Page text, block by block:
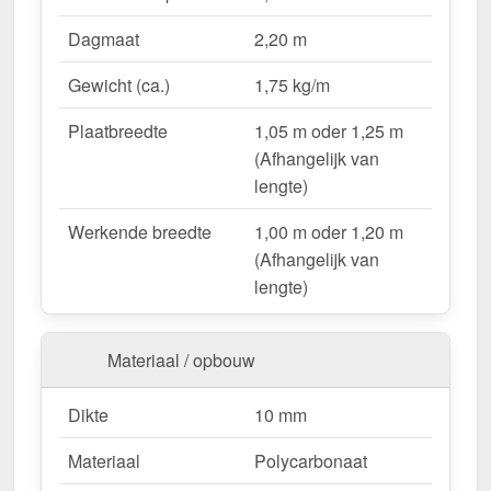
Lichtdoorlatend– Ca. 69 % natuurlijk licht.
UV-bestendig & weerproof – Bestand tegen
zon, regen & hagel.
Montageklaar geleverd– Inclusief bevestiging &
eenvoudig te plaatsen.
– 1,05 m oder 1,25 m
Garantie– 10 jaar op materiaalkwaliteit voor
betrouwbaarheid.
Ideal für folgende Anwendungen:
Hallen & loodsenhallen– Lichtstraat voor
industriële toepassingen.
Droogloop & deurluifels– Natuurlijk licht &
bescherming.
Carports & bootoverkappingen
– Robuust &
weersbestendig.
Dagmaat
2,20 m
Gewicht (ca.)
1,75 kg/m
Plaatbreedte
1,05 m oder 1,25 m
(Afhangelijk van
lengte)
Werkende breedte
1,00 m oder 1,20 m
(Afhangelijk van
lengte)
Materiaal / opbouw
Dikte
10 mm
Materiaal
Polycarbonaat